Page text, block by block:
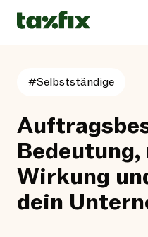
#Selbstständige
Wirkung
dein